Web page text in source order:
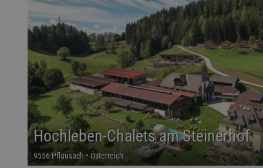
Hochleben-Chalets am Steinerhof
9556 Pflausach • Österreich